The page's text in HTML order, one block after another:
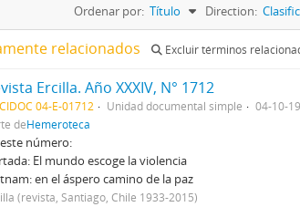
Ordenar por: Título Direction:
relacionados Excluir términos
Ercilla. Año XXXIV, N° 1712
04-E-01712 Unidad documental simple
04-10-
deHemeroteca
número:
El mundo escoge la violencia
en el áspero camino de la paz
(revista, Santiago, Chile 1933-2015)